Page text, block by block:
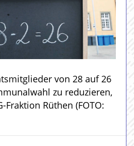
von 28 auf 26
zu reduzieren,
Fraktion Rüthen (FOTO: